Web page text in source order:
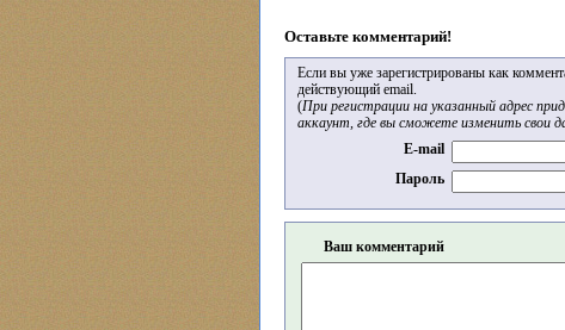
Оставьте комментарий!
Если вы уже зарегистрированы как
действующий email.
(При регистрации на указанный адрес
аккаунт, где вы сможете изменить свои
E-mail
Пароль
Ваш комментарий